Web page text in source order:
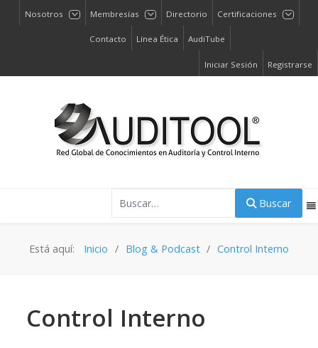
Nosotros Membresías Directorio Certificaciones
Contacto Línea Ética AudiTube
Iniciar Sesión Registrarse
Buscar
Está aquí: Inicio Blog & Podcast Control Interno
Control Interno